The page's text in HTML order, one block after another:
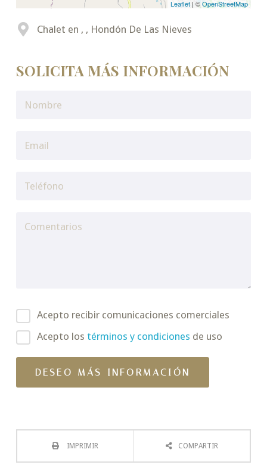
Leaflet | ©OpenStreetMap
Chalet en , , Hondón De Las Nieves
SOLICITA MÁS INFORMACIÓN
Acepto recibir comunicaciones comerciales
Acepto los términos y condiciones de uso
IMPRIMIR COMPARTIR